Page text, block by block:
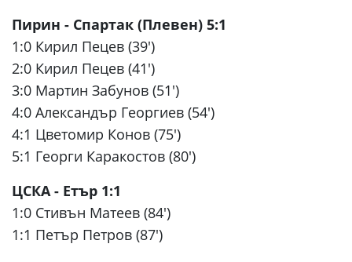
Пирин - Спартак (Плевен) 5:1
1:0 Кирил Пецев (39')
2:0 Кирил Пецев (41')
3:0 Мартин Забунов (51')
4:0 Александър Георгиев (54')
4:1 Цветомир Конов (75')
5:1 Георги Каракостов (80')
ЦСКА - Етър 1:1
1:0 Стивън Матеев (84')
1:1 Петър Петров (87')